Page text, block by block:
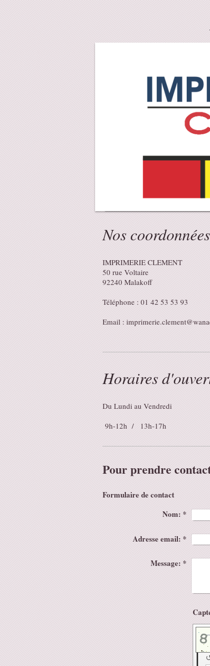
Nos coordonnées
IMPRIMERIE CLEMENT
50 rue Voltaire
92240 Malakoff
Téléphone : 01 42 53 53 93
Email :
Horaires
Du Lundi au Vendredi
9h-12h / 13h-17h
Pour prendre
Formulaire de contact
Nom: *
Adresse email: *
Message: *